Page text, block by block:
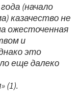
(начало
казачество не
ожесточенная
и
это
еще далеко
(1).